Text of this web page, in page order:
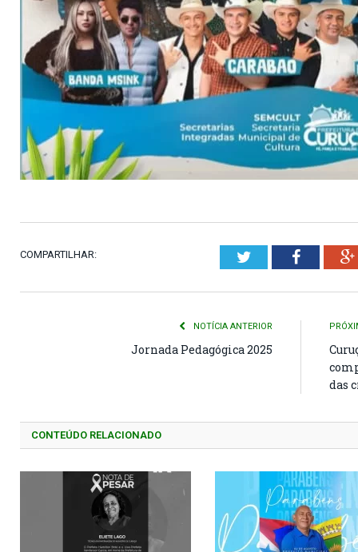
COMPARTILHAR: Twitter
NOTÍCIA ANTERIOR
Jornada Pedagógica 2025
das
CONTEÚDO RELACIONADO